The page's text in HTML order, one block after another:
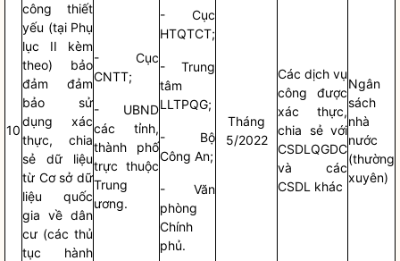
10
công thiết
yếu (tại Phụ
lục II kèm
theo) bảo
đảm đảm
bảo sử
dụng xác
thực, chia
sẻ dữ liệu
từ Cơ sở dữ
liệu quốc
gia về dân
cư (các thủ
tục hành
- Cục
CNTT;
- UBND
các tỉnh,
thành phố
trực thuộc
Trung
ương.
- Cục
HTQTCT;
- Trung
tâm
LLTPQG;
- Bộ
Công An;
- Văn
phòng
Chính
phủ.
Tháng
5/2022
Các dịch vụ
công được
xác thực,
chia sẻ với
CSDLQGDC
và các
CSDL khác
Ngân
sách
nhà
nước
(thường
xuyên)